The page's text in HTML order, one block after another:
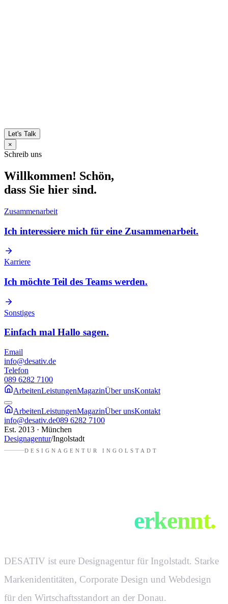
Let's Talk
×
Schreib uns
Willkommen! Schön,
dass Sie hier sind.
Zusammenarbeit
Ich interessiere mich für eine Zusammenarbeit.
Karriere
Ich möchte Teil des Teams werden.
Sonstiges
Einfach mal Hallo sagen.
Email
info@desativ.de
Telefon
089 6282 7100
ArbeitenLeistungenMagazinÜber unsKontakt
ArbeitenLeistungenMagazinÜber unsKontakt
info@desativ.de089 6282 7100
Est. 2013 · München
Designagentur/Ingolstadt
DESIGNAGENTUR INGOLSTADT
erkennt.
DESATIV ist eure Designagentur für Ingolstadt. Starke
Markenidentitäten, Corporate Design und Webdesign
für den Wirtschaftsstandort an der Donau.